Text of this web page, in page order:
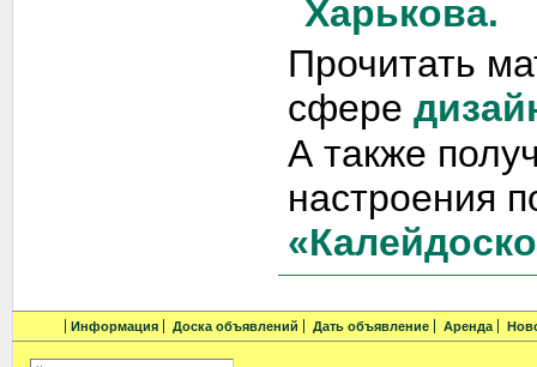
Харькова.
Прочитать
сфере
А также
настроения
Информация Доска объявлений Дать объявление Аренда